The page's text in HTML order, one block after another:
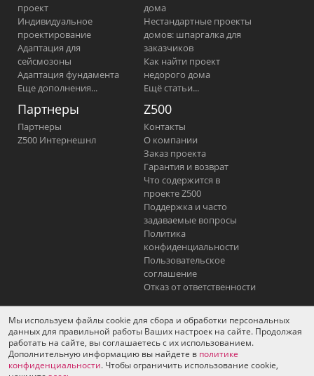
проект
Индивидуальное
проектирование
Адаптация для
сейсмозоны
Адаптация фундамента
Еще дополнения...
дома
Нестандартные проекты
домов: шпаргалка для
заказчиков
Как найти проект
недорого дома
Ещё статьи...
Партнеры
Партнеры
Z500 Интернешнл
Z500
Контакты
О компании
Заказ проекта
Гарантия и возврат
Что содержится в
проекте Z500
Поддержка и часто
задаваемые вопросы
Политика
конфиденциальности
Пользовательское
соглашение
Отказ от ответственности
YouTube Фейсбук
Вконтакте
Одноклассники
Instagram
Мы используем файлы cookie для сбора и обработки персональных
данных для правильной работы Ваших настроек на сайте. Продолжая
работать на сайте, вы соглашаетесь с их использованием.
Дополнительную информацию вы найдете в политике
конфиденциальности. Чтобы ограничить использование cookie,